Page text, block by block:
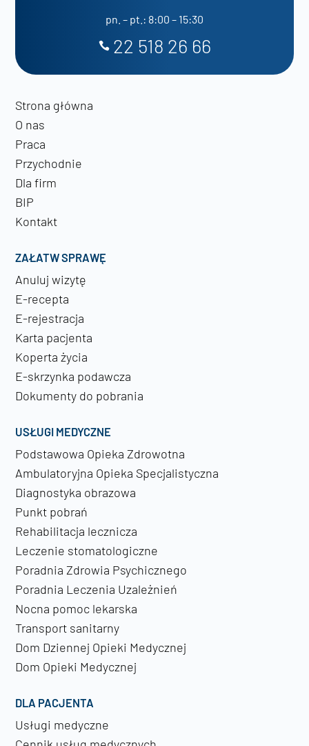
pn. – pt.: 8:00 – 15:30
22 518 26 66
Strona główna
O nas
Praca
Przychodnie
Dla firm
BIP
Kontakt
ZAŁATW SPRAWĘ
Anuluj wizytę
E-recepta
E-rejestracja
Karta pacjenta
Koperta życia
E-skrzynka podawcza
Dokumenty do pobrania
USŁUGI MEDYCZNE
Podstawowa Opieka Zdrowotna
Ambulatoryjna Opieka Specjalistyczna
Diagnostyka obrazowa
Punkt pobrań
Rehabilitacja lecznicza
Leczenie stomatologiczne
Poradnia Zdrowia Psychicznego
Poradnia Leczenia Uzależnień
Nocna pomoc lekarska
Transport sanitarny
Dom Dziennej Opieki Medycznej
Dom Opieki Medycznej
DLA PACJENTA
Usługi medyczne